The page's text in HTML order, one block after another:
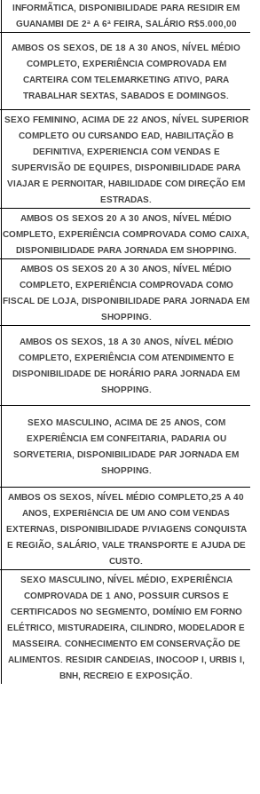
INFORMÃTICA, DISPONIBILIDADE PARA RESIDIR EM
GUANAMBI DE 2ª A 6ª FEIRA, SALÁRIO R$5.000,00
AMBOS OS SEXOS, DE 18 A 30 ANOS, NÍVEL MÉDIO
COMPLETO, EXPERIÊNCIA COMPROVADA EM
CARTEIRA COM TELEMARKETING ATIVO, PARA
TRABALHAR SEXTAS, SABADOS E DOMINGOS.
SEXO FEMININO, ACIMA DE 22 ANOS, NÍVEL SUPERIOR
COMPLETO OU CURSANDO EAD, HABILITAÇÃO B
DEFINITIVA, EXPERIENCIA COM VENDAS E
SUPERVISÃO DE EQUIPES, DISPONIBILIDADE PARA
VIAJAR E PERNOITAR, HABILIDADE COM DIREÇÃO EM
ESTRADAS.
AMBOS OS SEXOS 20 A 30 ANOS, NÍVEL MÉDIO
COMPLETO, EXPERIÊNCIA COMPROVADA COMO CAIXA,
DISPONIBILIDADE PARA JORNADA EM SHOPPING.
AMBOS OS SEXOS 20 A 30 ANOS, NÍVEL MÉDIO
COMPLETO, EXPERIÊNCIA COMPROVADA COMO
FISCAL DE LOJA, DISPONIBILIDADE PARA JORNADA EM
SHOPPING.
AMBOS OS SEXOS, 18 A 30 ANOS, NÍVEL MÉDIO
COMPLETO, EXPERIÊNCIA COM ATENDIMENTO E
DISPONIBILIDADE DE HORÁRIO PARA JORNADA EM
SHOPPING.
SEXO MASCULINO, ACIMA DE 25 ANOS, COM
EXPERIÊNCIA EM CONFEITARIA, PADARIA OU
SORVETERIA, DISPONIBILIDADE PAR JORNADA EM
SHOPPING.
AMBOS OS SEXOS, NÍVEL MÉDIO COMPLETO,25 A 40
ANOS, EXPERIêNCIA DE UM ANO COM VENDAS
EXTERNAS, DISPONIBILIDADE P/VIAGENS CONQUISTA
E REGIÃO, SALÁRIO, VALE TRANSPORTE E AJUDA DE
CUSTO.
SEXO MASCULINO, NÍVEL MÉDIO, EXPERIÊNCIA
COMPROVADA DE 1 ANO, POSSUIR CURSOS E
CERTIFICADOS NO SEGMENTO, DOMÍNIO EM FORNO
ELÉTRICO, MISTURADEIRA, CILINDRO, MODELADOR E
MASSEIRA. CONHECIMENTO EM CONSERVAÇÃO DE
ALIMENTOS. RESIDIR CANDEIAS, INOCOOP I, URBIS I,
BNH, RECREIO E EXPOSIÇÃO.